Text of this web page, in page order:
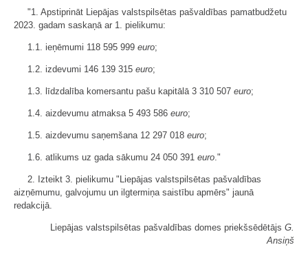
"1. Apstiprināt Liepājas valstspilsētas pašvaldības pamatbudžetu
2023. gadam saskaņā ar 1. pielikumu:
1.1. ieņēmumi 118 595 999 euro;
1.2. izdevumi 146 139 315 euro;
1.3. līdzdalība komersantu pašu kapitālā 3 310 507 euro;
1.4. aizdevumu atmaksa 5 493 586 euro;
1.5. aizdevumu saņemšana 12 297 018 euro;
1.6. atlikums uz gada sākumu 24 050 391 euro."
2. Izteikt 3. pielikumu "Liepājas valstspilsētas pašvaldības
aizņēmumu, galvojumu un ilgtermiņa saistību apmērs" jaunā
redakcijā.
Liepājas valstspilsētas pašvaldības domes priekšsēdētājs G.
Ansiņš